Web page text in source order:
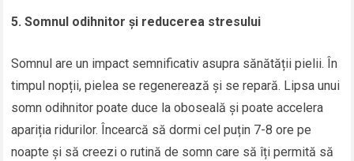
5. Somnul odihnitor și reducerea stresului
Somnul are un impact semnificativ asupra sănătății pielii. În
timpul nopții, pielea se regenerează și se repară. Lipsa unui
somn odihnitor poate duce la oboseală și poate accelera
apariția ridurilor. Încearcă să dormi cel puțin 7-8 ore pe
noapte și să creezi o rutină de somn care să îți permită să